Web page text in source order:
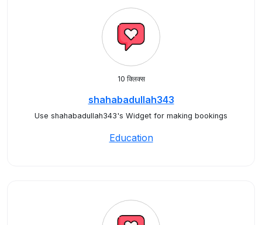
10 क्लिक्स
shahabadullah343
Use shahabadullah343's Widget for making bookings
Education